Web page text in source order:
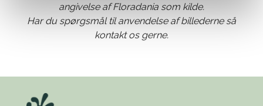
angivelse af Floradania som kilde.
Har du spørgsmål til anvendelse af billederne så
kontakt os gerne.